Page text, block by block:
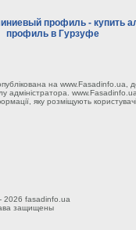
профиль - купить
профиль в Гурзуфе
на www.Fasadinfo.ua,
адміністратора.
яку розміщують
2026 fasadinfo.ua
защищены